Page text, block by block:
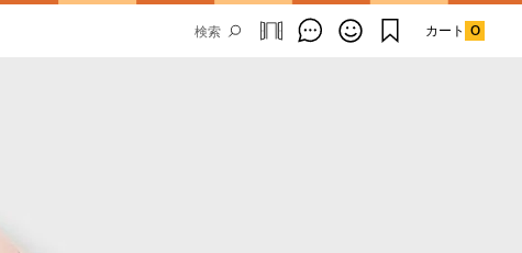
カート 0